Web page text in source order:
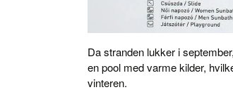
Da stranden lukker i
en pool med varme kilder,
vinteren.